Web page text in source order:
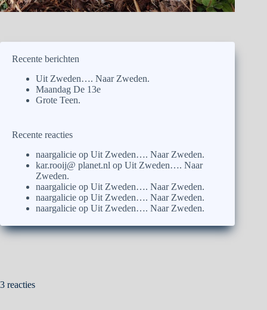
Recente berichten
Uit Zweden…. Naar Zweden.
Maandag De 13e
Grote Teen.
Recente reacties
naargalicie op Uit Zweden…. Naar Zweden.
kar.rooij@ planet.nl op Uit Zweden…. Naar
Zweden.
naargalicie op Uit Zweden…. Naar Zweden.
naargalicie op Uit Zweden…. Naar Zweden.
naargalicie op Uit Zweden…. Naar Zweden.
3 reacties